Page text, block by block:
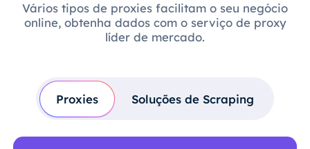
Vários tipos de proxies facilitam o seu negócio
online, obtenha dados com o serviço de proxy
líder de mercado.
Proxies Soluções de Scraping